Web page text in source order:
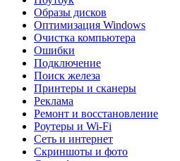
Образы дисков
Оптимизация Windows
Очистка компьютера
Ошибки
Подключение
Поиск железа
Принтеры и сканеры
Реклама
Ремонт и восстановление
Роутеры и Wi-Fi
Сеть и интернет
Скриншоты и фото